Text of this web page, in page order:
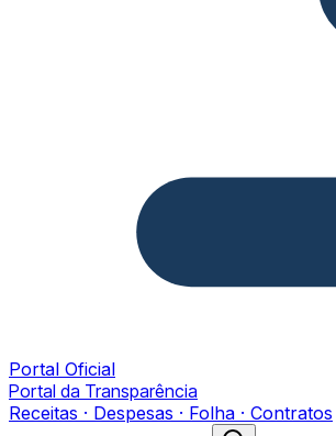
Portal Oficial
Portal da Transparência
Receitas · Despesas · Folha · Contratos